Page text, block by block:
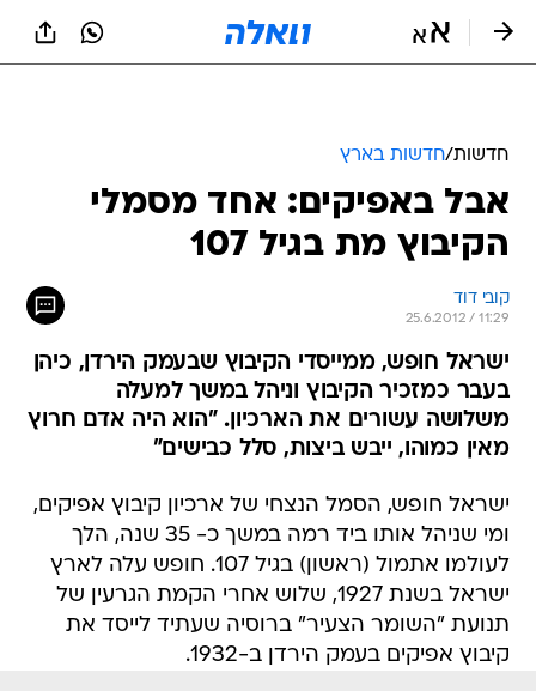
חדשות/חדשות בארץ
אבל באפיקים: אחד מסמלי
הקיבוץ מת בגיל 107
קובי דוד
25.6.2012 / 11:29
ישראל חופש, ממייסדי הקיבוץ שבעמק הירדן, כיהן
בעבר כמזכיר הקיבוץ וניהל במשך למעלה
משלושה עשורים את הארכיון. "הוא היה אדם חרוץ
מאין כמוהו, ייבש ביצות, סלל כבישים"
ישראל חופש, הסמל הנצחי של ארכיון קיבוץ אפיקים,
ומי שניהל אותו ביד רמה במשך כ- 35 שנה, הלך
לעולמו אתמול (ראשון) בגיל 107. חופש עלה לארץ
ישראל בשנת 1927, שלוש אחרי הקמת הגרעין של
תנועת "השומר הצעיר" ברוסיה שעתיד לייסד את
קיבוץ אפיקים בעמק הירדן ב-1932.